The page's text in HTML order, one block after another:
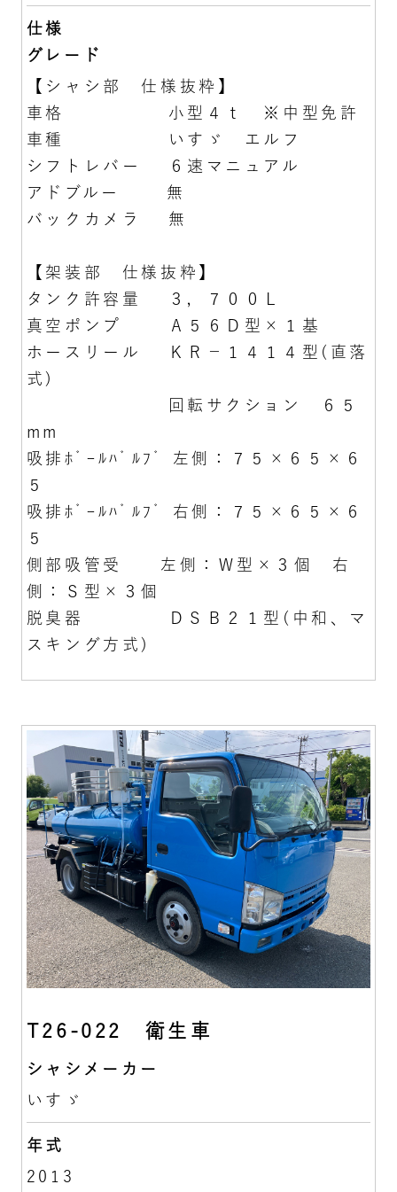
仕様
グレード
【シャシ部 仕様抜粋】
車格 小型４ｔ ※中型免許
車種 いすゞ エルフ
シフトレバー ６速マニュアル
アドブルー 無
バックカメラ 無
【架装部 仕様抜粋】
タンク許容量 ３，７００Ｌ
真空ポンプ Ａ５６Ｄ型×１基
ホースリール ＫＲ－１４１４型(直落
式)
回転サクション ６５
mm
吸排ﾎﾞｰﾙﾊﾞﾙﾌﾞ 左側：７５×６５×６
５
吸排ﾎﾞｰﾙﾊﾞﾙﾌﾞ 右側：７５×６５×６
５
側部吸管受 左側：Ｗ型×３個 右
側：Ｓ型×３個
脱臭器 ＤＳＢ２１型(中和、マ
スキング方式)
T26-022 衛生車
シャシメーカー
いすゞ
年式
2013